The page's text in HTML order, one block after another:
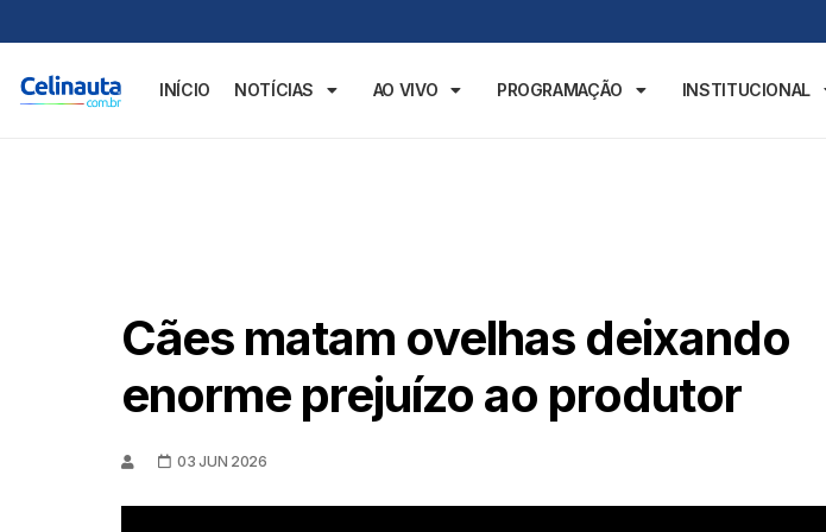
INÍCIO NOTÍCIAS AO VIVO PROGRAMAÇÃO INSTITUCIONAL
Cães matam ovelhas deixando
enorme prejuízo ao produtor
03 JUN 2026